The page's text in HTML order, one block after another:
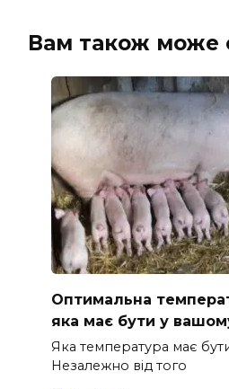
Вам також може
Оптимальна
яка має бути у
Яка температура має
Незалежно від того